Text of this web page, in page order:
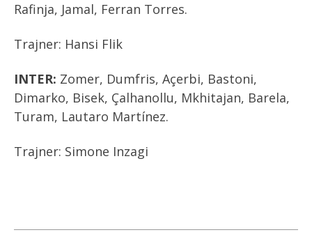
Rafinja, Jamal, Ferran Torres.
Trajner: Hansi Flik
INTER: Zomer, Dumfris, Açerbi, Bastoni,
Dimarko, Bisek, Çalhanollu, Mkhitajan, Barela,
Turam, Lautaro Martínez.
Trajner: Simone Inzagi